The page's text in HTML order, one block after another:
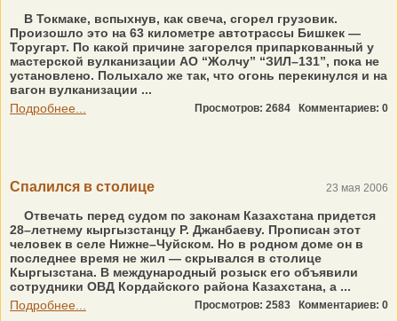
В Токмаке, вспыхнув, как свеча, сгорел грузовик.
Произошло это на 63 километре автотрассы Бишкек —
Торугарт. По какой причине загорелся припаркованный у
мастерской вулканизации АО “Жолчу” “ЗИЛ–131”, пока не
установлено. Полыхало же так, что огонь перекинулся и на
вагон вулканизации ...
Подробнее...
Просмотров: 2684 Комментариев: 0
Спалился в столице 23 мая 2006
Отвечать перед судом по законам Казахстана придется
28–летнему кыргызстанцу Р. Джанбаеву. Прописан этот
человек в селе Нижне–Чуйском. Но в родном доме он в
последнее время не жил — скрывался в столице
Кыргызстана. В международный розыск его объявили
сотрудники ОВД Кордайского района Казахстана, а ...
Подробнее...
Просмотров: 2583 Комментариев: 0